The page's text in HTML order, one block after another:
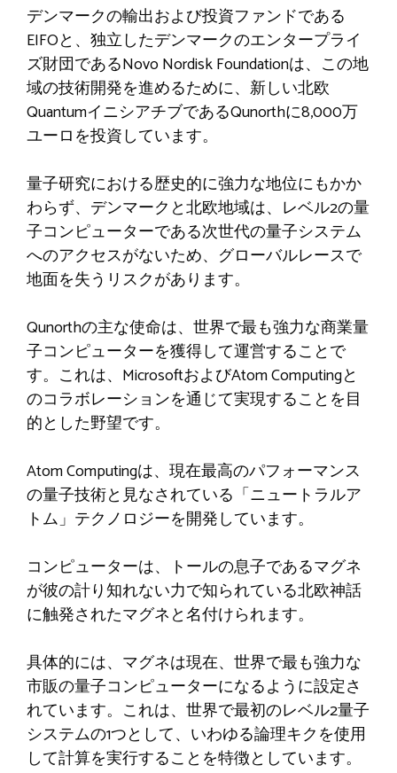
デンマークの輸出および投資ファンドである
EIFOと、独立したデンマークのエンタープライ
ズ財団であるNovo Nordisk Foundationは、この地
域の技術開発を進めるために、新しい北欧
QuantumイニシアチブであるQunorthに8,000万
ユーロを投資しています。
量子研究における歴史的に強力な地位にもかか
わらず、デンマークと北欧地域は、レベル2の量
子コンピューターである次世代の量子システム
へのアクセスがないため、グローバルレースで
地面を失うリスクがあります。
Qunorthの主な使命は、世界で最も強力な商業量
子コンピューターを獲得して運営することで
す。これは、MicrosoftおよびAtom Computingと
のコラボレーションを通じて実現することを目
的とした野望です。
Atom Computingは、現在最高のパフォーマンス
の量子技術と見なされている「ニュートラルア
トム」テクノロジーを開発しています。
コンピューターは、トールの息子であるマグネ
が彼の計り知れない力で知られている北欧神話
に触発されたマグネと名付けられます。
具体的には、マグネは現在、世界で最も強力な
市販の量子コンピューターになるように設定さ
れています。これは、世界で最初のレベル2量子
システムの1つとして、いわゆる論理キクを使用
して計算を実行することを特徴としています。